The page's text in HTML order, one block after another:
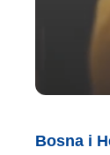
Bosna i